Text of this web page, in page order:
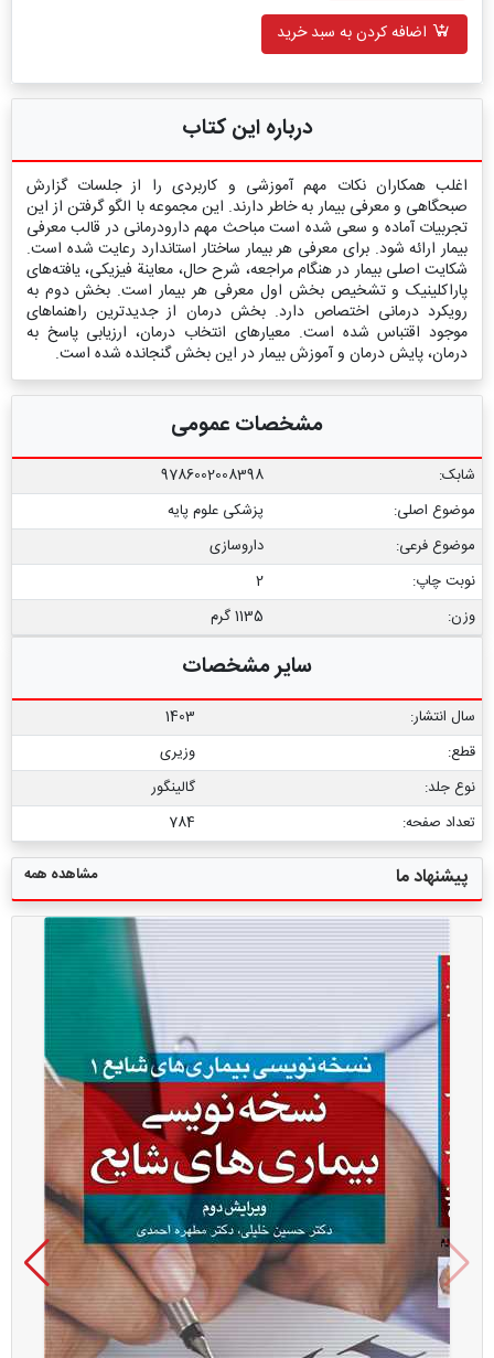
اضافه کردن به سبد خرید
درباره این کتاب
اغلب همکاران نکات مهم آموزشی و کاربردی را از جلسات گزارش
صبحگاهی و معرفی بیمار به خاطر دارند. این مجموعه با الگو گرفتن از این
تجربیات آماده و سعی شده است مباحث مهم دارودرمانی در قالب معرفی
بیمار ارائه شود. برای معرفی هر بیمار ساختار استاندارد رعایت شده است.
شکایت اصلی بیمار در هنگام مراجعه، شرح حال، معاینة فیزیکی، یافته‌های
پاراکلینیک و تشخیص بخش اول معرفی هر بیمار است. بخش دوم به
رویکرد درمانی اختصاص دارد. بخش درمان از جدیدترین راهنماهای
موجود اقتباس شده است. معیارهای انتخاب درمان، ارزیابی پاسخ به
درمان، پایش درمان و آموزش بیمار در این بخش گنجانده شده است.
مشخصات عمومی
شابک:
9786002008398
موضوع اصلی:
پزشکی علوم پایه
موضوع فرعی:
داروسازی
نوبت چاپ:
2
وزن:
1135 گرم
سایر مشخصات
سال انتشار:
1403
قطع:
وزیری
نوع جلد:
گالینگور
تعداد صفحه:
784
پیشنهاد ما مشاهده همه